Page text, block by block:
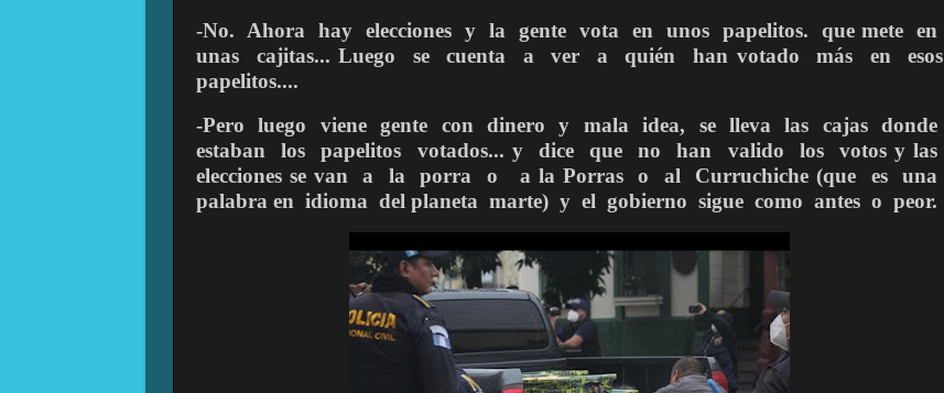
-No.
Ahora hay elecciones y la gente vota en unos papelitos. que mete en
unas
cajitas... Luego se cuenta a ver a quién han votado más en
esos
papelitos....
-Pero
luego viene gente con dinero y mala idea, se lleva las cajas donde
estaban
los papelitos votados... y dice que no han valido los
votos y las
elecciones se van
a la porra o a la Porras o al Curruchiche (que es
una
palabra en idioma del planeta marte) y el gobierno sigue como antes o peor.